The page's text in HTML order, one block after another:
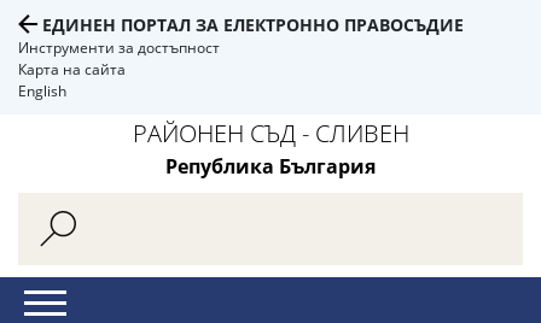
ЕДИНЕН ПОРТАЛ ЗА ЕЛЕКТРОННО ПРАВОСЪДИЕ
Инструменти за достъпност
Карта на сайта
English
РАЙОНЕН СЪД - СЛИВЕН
Република България